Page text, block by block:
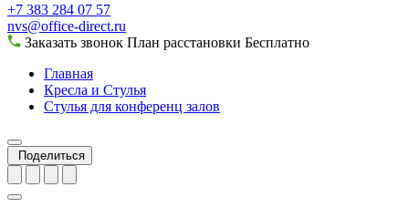
+7 383 284 07 57
nvs@office-direct.ru
Заказать звонок План расстановки Бесплатно
Главная
Кресла и Стулья
Стулья для конференц залов
Поделиться